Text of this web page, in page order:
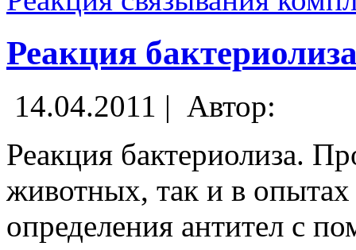
Реакция
14.04.2011 | Автор:
Реакция бактериолиза.
животных, так и в
определения антител с